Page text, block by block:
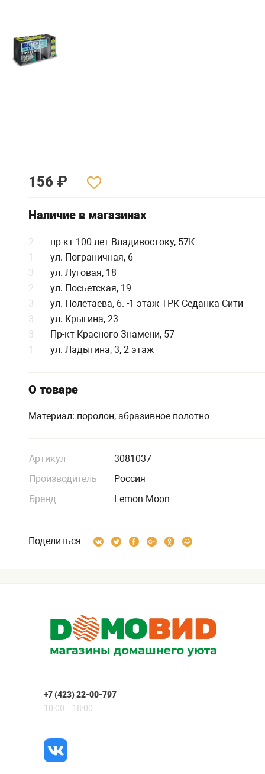
156 ₽
Наличие в магазинах
2
пр-кт 100 лет Владивостоку, 57К
1
ул. Пограничная, 6
3
ул. Луговая, 18
2
ул. Посьетская, 19
3
ул. Полетаева, 6. -1 этаж ТРК Седанка Сити
3
ул. Крыгина, 23
3
Пр-кт Красного Знамени, 57
1
ул. Ладыгина, 3, 2 этаж
О товаре
Материал: поролон, абразивное полотно
Артикул
3081037
Производитель
Россия
Бренд
Lemon Moon
Поделиться
+7 (423) 22-00-797
10:00 – 18:00